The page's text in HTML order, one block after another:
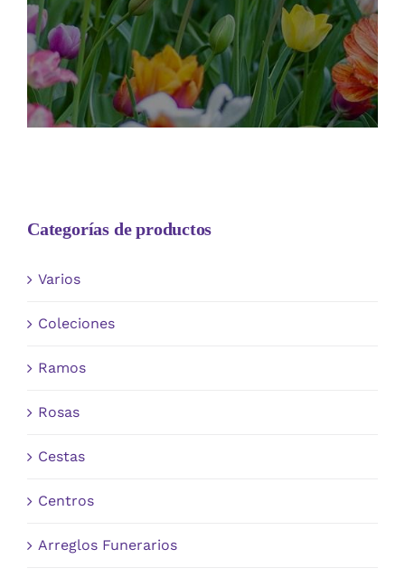
Categorías de productos
Varios
Coleciones
Ramos
Rosas
Cestas
Centros
Arreglos Funerarios